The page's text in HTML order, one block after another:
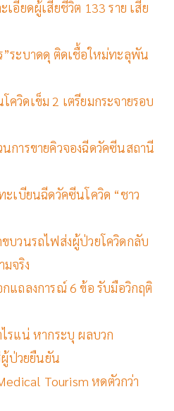
เอียดผู้เสียชีวิต 133 ราย เสีย
”ระบาดดุ ติดเชื้อใหม่ทะลุพัน
วิดเข็ม 2 เตรียมกระจายรอบ
การขายคิวจองฉีดวัคซีนสถานี
ะเบียนฉีดวัคซีนโควิด “ชาว
บวนรถไฟส่งผู้ป่วยโควิดกลับ
จริง
แถลงการณ์ 6 ข้อ รับมือวิกฤติ
รแน่ หากระบุ ผลบวก
ป่วยยืนยัน
Tourism หดตัวกว่า